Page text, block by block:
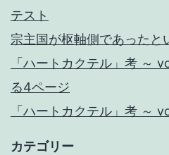
テスト
宗主国が枢軸側であったと
「ハートカクテル」考 ～
る4ページ
「ハートカクテル」考 ～
カテゴリー